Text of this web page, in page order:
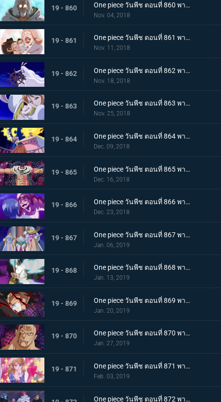
19 - 860 One piece วันพีช ตอนที่ 860 พากย์ไทย วิถีลูกผู้ชาย! การตัดสินใจของกัปตันเบจและลูฟี่
Nov. 04, 2018
19 - 861 One piece วันพีช ตอนที่ 861 พากย์ไทย เค้กกำลังจม! ซันจิและเบจในศึกหนีตาย!
Nov. 11, 2018
19 - 862 One piece วันพีช ตอนที่ 862 พากย์ไทย ซูลอง! การกลายร่างครั้งใหญ๋ที่แสนพิศวงของแครอท
Nov. 18, 2018
19 - 863 One piece วันพีช ตอนที่ 863 พากย์ไทย บุกทะลวงเข้าไป! สงครามทางทะเลครั้งใหญ่ของพวกหมวกฟาง
Nov. 25, 2018
19 - 864 One piece วันพีช ตอนที่ 864 พากย์ไทย การปะทะกันระหว่าง! สี่จักรพรรดิ ปะทะ พวกหมวกฟาง!
Dec. 09, 2018
19 - 865 One piece วันพีช ตอนที่ 865 พากย์ไทย เคล็ดลับวิชาจากเรย์ลี่! การพลิกเกมการต่อสู้กับคาตาคุริได้เริ่มขึ้นแล้ว
Dec. 16, 2018
19 - 866 One piece วันพีช ตอนที่ 866 พากย์ไทย ในที่สุดก็กลับมา! ซันจิ ชายผู้หยุดสี่จักรพรรดิ
Dec. 23, 2018
19 - 867 One piece วันพีช ตอนที่ 867 พากย์ไทย ศัตรูในเงามืด! นักลอบสังหารจู่โจมลูฟี่!
Jan. 06, 2019
19 - 868 One piece วันพีช ตอนที่ 868 พากย์ไทย การตัดสินใจของลูกผู้ชาย เดิมพันครั้งใหญ๋ที่แลกด้วยชีวิต
Jan. 13, 2019
19 - 869 One piece วันพีช ตอนที่ 869 พากย์ไทย จงตื่นขึ้นมา! ฮาคิสังเกตการณ์ สู่สุดยอดความแข็งแกร่ง!
Jan. 20, 2019
19 - 870 One piece วันพีช ตอนที่ 870 พากย์ไทย หมัดความเร็วสุดยอด! เกียร์ 4 ใหม่เริ่มทำงาน
Jan. 27, 2019
19 - 871 One piece วันพีช ตอนที่ 871 พากย์ไทย ศึกบทสรุป! การต่อสู้แห่งศักดิ์ศรีกับคาตาคุริ!
Feb. 03, 2019
One piece วันพีช ตอนที่ 872 พากย์ไทย เข้าตาจน! กำแพงเหล็กล้อมกรอบลูฟี่!